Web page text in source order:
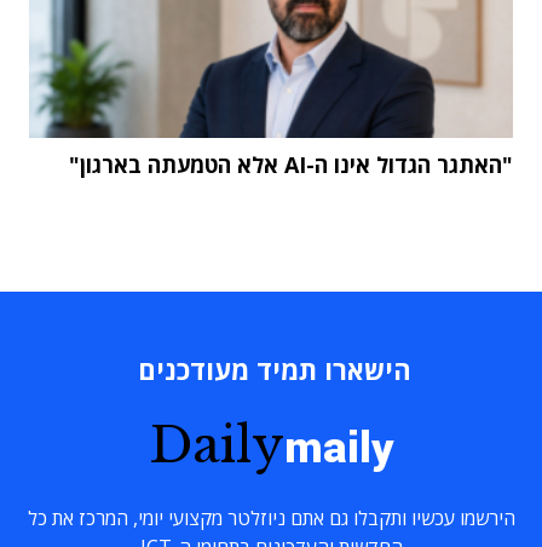
"האתגר הגדול אינו ה-AI אלא הטמעתה בארגון"
הישארו תמיד מעודכנים
Dailymaily
הירשמו עכשיו ותקבלו גם אתם ניוזלטר מקצועי יומי, המרכז את כל